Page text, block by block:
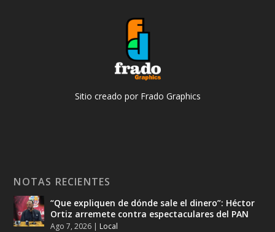
Sitio creado por Frado Graphics
NOTAS RECIENTES
“Que expliquen de dónde sale el dinero”: Héctor
Ortiz arremete contra espectaculares del PAN
Ago 7, 2026 | Local